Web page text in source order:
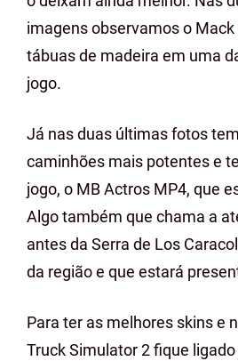
imagens observamos o Mack
tábuas de madeira em uma
jogo.
Já nas duas últimas fotos
caminhões mais potentes e
jogo, o MB Actros MP4, que
Algo também que chama a
antes da Serra de Los
da região e que estará
Para ter as melhores skins e
Truck Simulator 2 fique